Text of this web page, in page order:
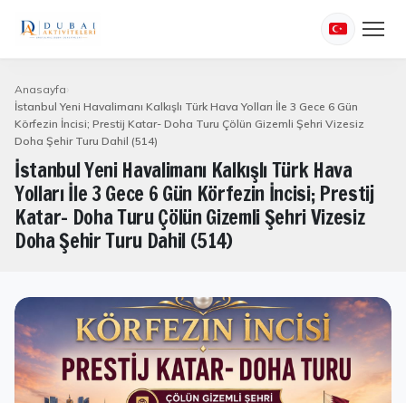
Anasayfa
İstanbul Yeni Havalimanı Kalkışlı Türk Hava Yolları İle 3 Gece 6 Gün
Körfezin İncisi; Prestij Katar- Doha Turu Çölün Gizemli Şehri Vizesiz
Doha Şehir Turu Dahil (514)
İstanbul Yeni Havalimanı Kalkışlı Türk Hava
Yolları İle 3 Gece 6 Gün Körfezin İncisi; Prestij
Katar- Doha Turu Çölün Gizemli Şehri Vizesiz
Doha Şehir Turu Dahil (514)